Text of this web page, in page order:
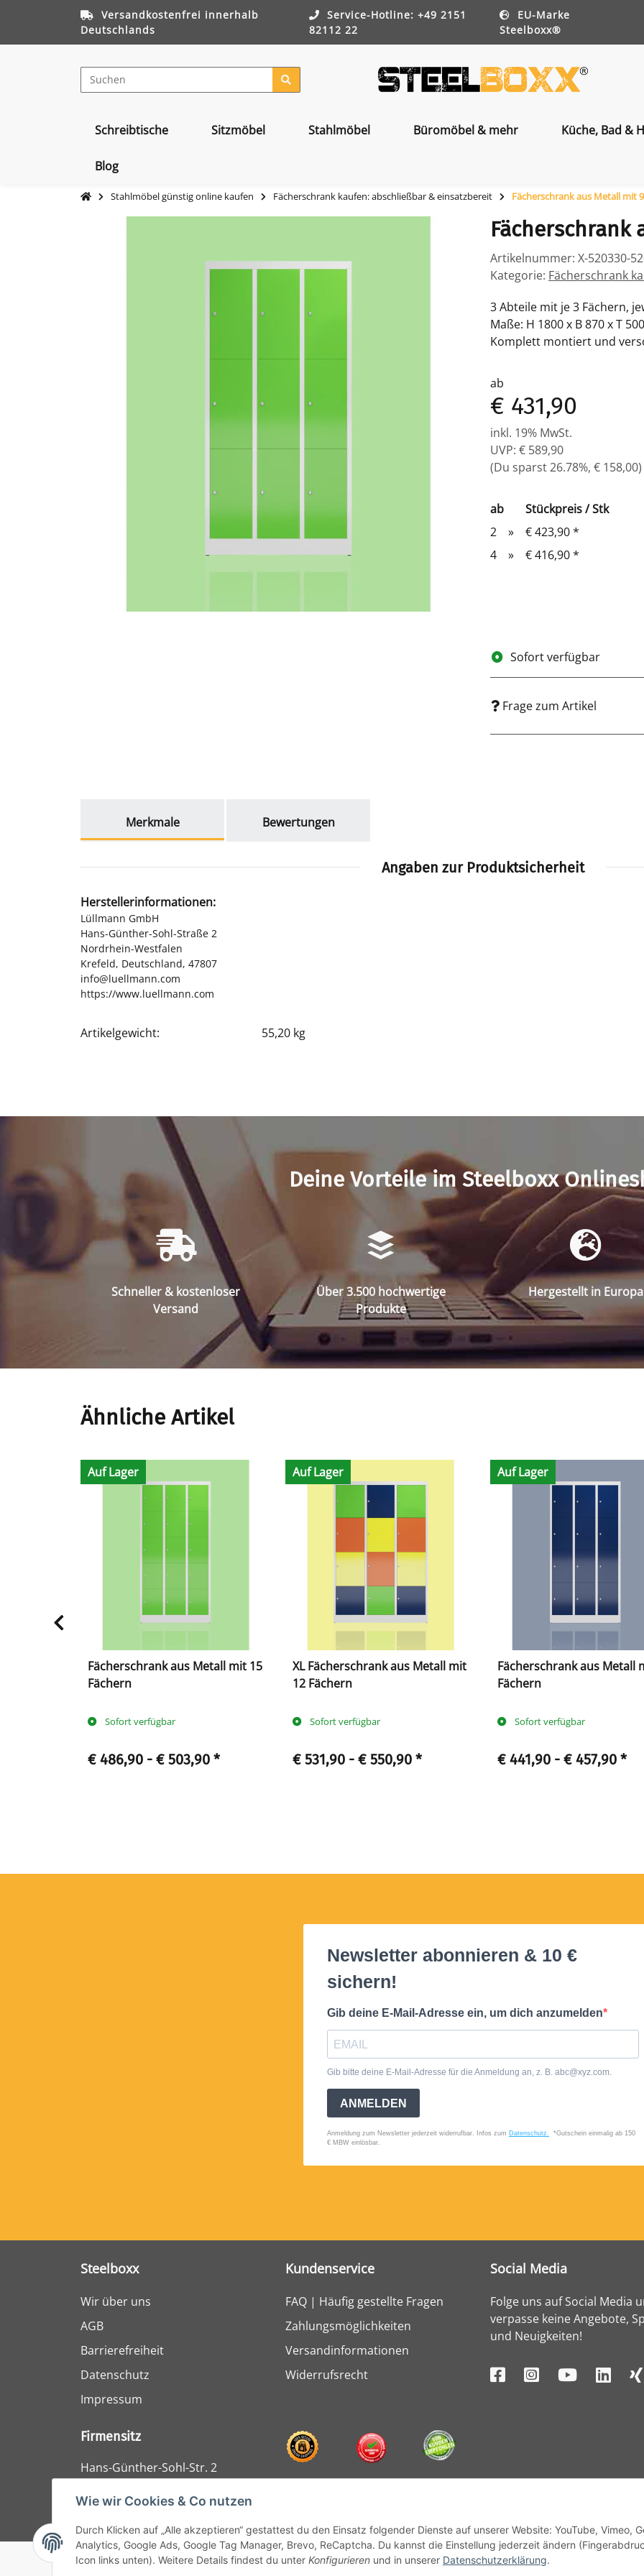
Wie wir Cookies & Co nutzen
Durch Klicken auf „Alle akzeptieren“ gestattest du den Einsatz folgender Dienste auf unserer Website: YouTube, Vimeo,
Analytics, Google Ads, Google Tag Manager, Brevo, ReCaptcha. Du kannst die Einstellung jederzeit ändern
Icon links unten). Weitere Details findest du unter Konfigurieren und in unserer Datenschutzerklärung.
Versandkostenfrei innerhalb
Deutschlands
Service-Hotline: +49 2151
82112 22
EU-Marke
Steelboxx®
Schreibtische Sitzmöbel Stahlmöbel Büromöbel & mehr Küche, Bad &
Blog
Stahlmöbel günstig online kaufen Fächerschrank kaufen: abschließbar & einsatzbereit Fächerschrank aus Metall mit
Fächerschrank
Artikelnummer: X-520330-
Kategorie: Fächerschrank
3 Abteile mit je 3 Fächern,
Maße: H 1800 x B 870 x T
Komplett montiert und
ab
€ 431,90
inkl. 19% MwSt.
UVP: € 589,90
(Du sparst26.78%, € 158,00)
ab
Stückpreis / Stk
2
» € 423,90*
4
» € 416,90*
Sofort verfügbar
Frage zum Artikel
Merkmale
Bewertungen
Angaben zur Produktsicherheit
Herstellerinformationen:
Lüllmann GmbH
Hans-Günther-Sohl-Straße 2
Nordrhein-Westfalen
Krefeld, Deutschland, 47807
info@luellmann.com
https://www.luellmann.com
Produkteigenschaft
Wert
Artikelgewicht: 55,20 kg
Deine Vorteile im Steelboxx
Schneller & kostenloser
Versand
Über 3.500 hochwertige
Produkte
Hergestellt in Europa
Ähnliche Artikel
Auf Lager
Fächerschrank aus Metall mit 15
Fächern
Sofort verfügbar
€ 486,90 - € 503,90 *
Auf Lager
XL Fächerschrank aus Metall mit
12 Fächern
Sofort verfügbar
€ 531,90 - € 550,90 *
Auf Lager
Fächerschrank aus Metall
Fächern
Sofort verfügbar
€ 441,90 - € 457,90 *
Steelboxx
Wir über uns
AGB
Barrierefreiheit
Datenschutz
Impressum
Kundenservice
FAQ | Häufig gestellte Fragen
Zahlungsmöglichkeiten
Versandinformationen
Widerrufsrecht
Social Media
Folge uns auf Social Media
verpasse keine Angebote,
und Neuigkeiten!
Firmensitz
Hans-Günther-Sohl-Str. 2
© 1964 - 2026 Lüllmann GmbH